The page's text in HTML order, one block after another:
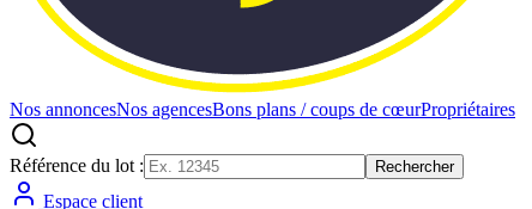
Nos annoncesNos agencesBons plans / coups de cœurPropriétaires
Référence du lot : Rechercher
Espace client